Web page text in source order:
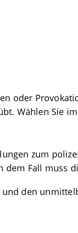
oder
Wählen Sie
zum
Fall muss
den